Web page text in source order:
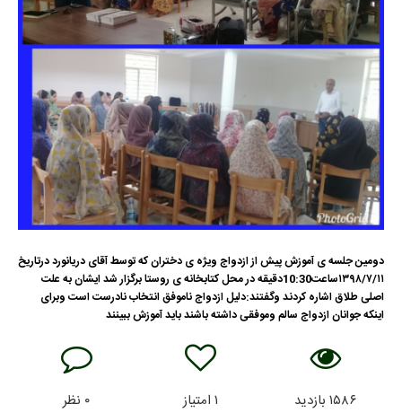
دومین جلسه ی آموزش پیش از ازدواج ویژه ی دختران که توسط آقای دریانورد درتاریخ
۱۳۹۸/۷/۱۱ساعت10:30دقیقه در محل کتابخانه ی روستا برگزار شد ایشان به علت
اصلی طلاق اشاره کردند وگفتند:دلیل ازدواج ناموفق انتخاب نادرست است وبرای
اینکه جوانان ازدواج سالم وموفقی داشته باشند باید آموزش ببینند
۱۵۸۶ بازدید ۱امتیاز ۰ نظر